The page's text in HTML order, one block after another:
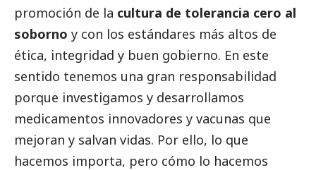
promoción de la cultura de tolerancia cero al
soborno y con los estándares más altos de
ética, integridad y buen gobierno. En este
sentido tenemos una gran responsabilidad
porque investigamos y desarrollamos
medicamentos innovadores y vacunas que
mejoran y salvan vidas. Por ello, lo que
hacemos importa, pero cómo lo hacemos